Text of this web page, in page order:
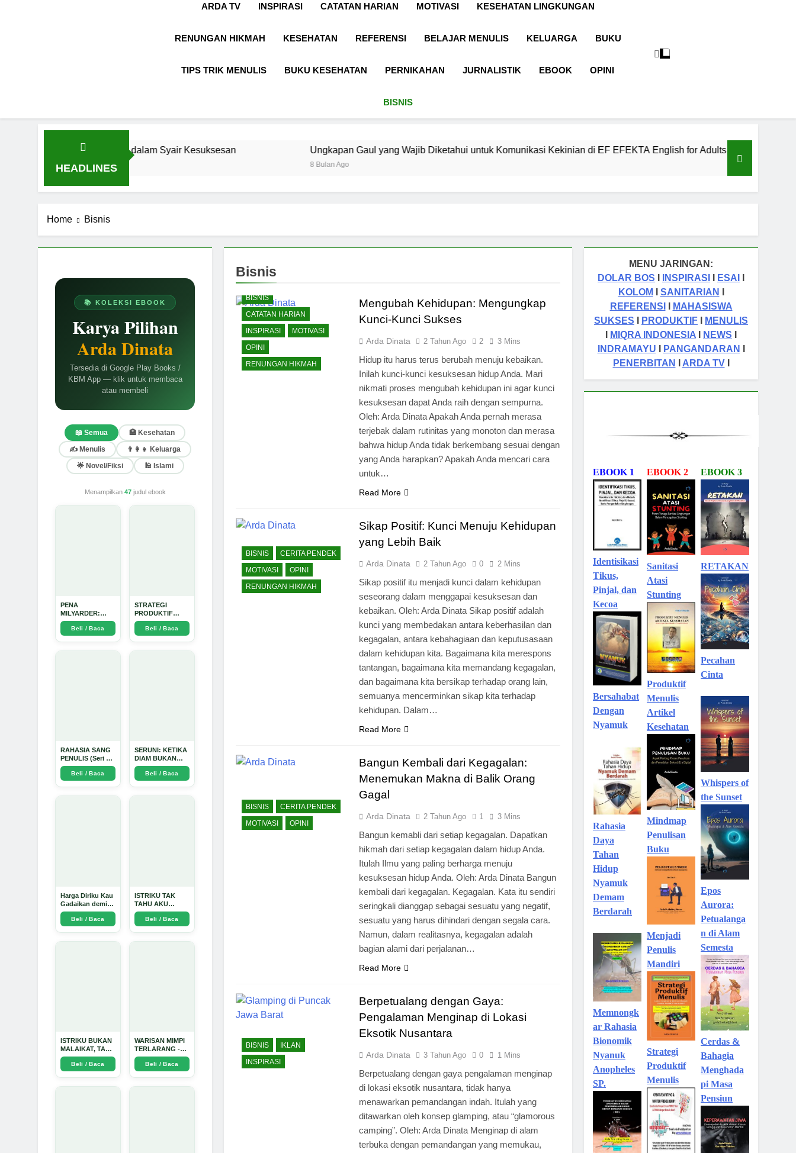
ARDA TV INSPIRASI CATATAN HARIAN MOTIVASI KESEHATAN LINGKUNGAN
RENUNGAN HIKMAH KESEHATAN REFERENSI BELAJAR MENULIS KELUARGA BUKU
TIPS TRIK MENULIS BUKU KESEHATAN PERNIKAHAN JURNALISTIK EBOOK OPINI
BISNIS
HEADLINES
Hidup dalam Syair Kesuksesan Ungkapan Gaul yang Wajib Diketahui untuk Komunikasi Kekinian di EF EFEKTA English for Adults
1 Tahun Ago
Home Bisnis
📚 KOLEKSI EBOOK
Karya Pilihan
Arda Dinata
Tersedia di Google Play Books /
KBM App — klik untuk membaca
atau membeli
📖 Semua
🏥 Kesehatan
✍️ Menulis
👨‍👩‍👧 Keluarga
🌟 Novel/Fiksi
🕌 Islami
Menampilkan 47judul ebook
PENA
MILYARDER:
Kisah, Rahasia
Sukses, dan
Panduan Menjadi
Beli / Baca
STRATEGI
PRODUKTIF
MENULIS
UPDATE - Arda
Dinata
Beli / Baca
RAHASIA SANG
PENULIS (Seri 1)
- Arda Dinata
Beli / Baca
SERUNI: KETIKA
DIAM BUKAN
LAGI PILIHAN -
Arda Dinata
Beli / Baca
Harga Diriku Kau
Gadaikan demi
Perempuan Itu -
Arda Dinata
Beli / Baca
ISTRIKU TAK
TAHU AKU
PENGUSAHA
EMAS - Arda
Dinata
Beli / Baca
ISTRIKU BUKAN
MALAIKAT, TAPI
AKU JUGA
TIDAK SUCI -
Beli / Baca
WARISAN MIMPI
TERLARANG -
Arda Dinata
Beli / Baca
Bisnis
BISNIS
CATATAN HARIAN
INSPIRASI
MOTIVASI
OPINI
RENUNGAN HIKMAH
Mengubah Kehidupan: Mengungkap
Kunci-Kunci Sukses
Arda Dinata 2 Tahun Ago 2 3 Mins
Hidup itu harus terus berubah menuju kebaikan.
Inilah kunci-kunci kesuksesan hidup Anda. Mari
nikmati proses mengubah kehidupan ini agar kunci
kesuksesan dapat Anda raih dengan sempurna.
Oleh: Arda Dinata Apakah Anda pernah merasa
terjebak dalam rutinitas yang monoton dan merasa
bahwa hidup Anda tidak berkembang sesuai dengan
yang Anda harapkan? Apakah Anda mencari cara
untuk…
Read More
BISNIS
CERITA PENDEK
MOTIVASI
OPINI
RENUNGAN HIKMAH
Sikap Positif: Kunci Menuju Kehidupan
yang Lebih Baik
Arda Dinata 2 Tahun Ago 0 2 Mins
Sikap positif itu menjadi kunci dalam kehidupan
seseorang dalam menggapai kesuksesan dan
kebaikan. Oleh: Arda Dinata Sikap positif adalah
kunci yang membedakan antara keberhasilan dan
kegagalan, antara kebahagiaan dan keputusasaan
dalam kehidupan kita. Bagaimana kita merespons
tantangan, bagaimana kita memandang kegagalan,
dan bagaimana kita bersikap terhadap orang lain,
semuanya mencerminkan sikap kita terhadap
kehidupan. Dalam…
Read More
BISNIS
CERITA PENDEK
MOTIVASI
OPINI
Bangun Kembali dari Kegagalan:
Menemukan Makna di Balik Orang
Gagal
Arda Dinata 2 Tahun Ago 1 3 Mins
Bangun kemabli dari setiap kegagalan. Dapatkan
hikmah dari setiap kegagalan dalam hidup Anda.
Itulah Ilmu yang paling berharga menuju
kesuksesan hidup Anda. Oleh: Arda Dinata Bangun
kembali dari kegagalan. Kegagalan. Kata itu sendiri
seringkali dianggap sebagai sesuatu yang negatif,
sesuatu yang harus dihindari dengan segala cara.
Namun, dalam realitasnya, kegagalan adalah
bagian alami dari perjalanan…
Read More
BISNIS
IKLAN
INSPIRASI
Berpetualang dengan Gaya:
Pengalaman Menginap di Lokasi
Eksotik Nusantara
Arda Dinata 3 Tahun Ago 0 1 Mins
Berpetualang dengan gaya pengalaman menginap
di lokasi eksotik nusantara, tidak hanya
menawarkan pemandangan indah. Itulah yang
ditawarkan oleh konsep glamping, atau “glamorous
camping”. Oleh: Arda Dinata Menginap di alam
terbuka dengan pemandangan yang memukau,
MENU JARINGAN:
DOLAR BOS
INSPIRASI ESAI
KOLOM
SANITARIAN
REFERENSI
MAHASISWA
SUKSES
PRODUKTIF
MENULIS
MIQRA INDONESIA NEWS
INDRAMAYU
PANGANDARAN
PENERBITAN
ARDA TVI
EBOOK 1
Identisikasi
Tikus,
Pinjal, dan
Kecoa
Bersahabat
Dengan
Nyamuk
Rahasia
Daya
Tahan
Hidup
Nyamuk
Demam
Berdarah
Memnongk
ar Rahasia
Bionomik
Nyanuk
Anopheles
SP.
EBOOK 2
Sanitasi
Atasi
Stunting
Produktif
Menulis
Artikel
Kesehatan
Mindmap
Penulisan
Buku
Menjadi
Penulis
Mandiri
Strategi
Produktif
Menulis
EBOOK 3
RETAKAN
Pecahan
Cinta
Whispers of
the Sunset
Epos
Aurora:
Petualanga
n di Alam
Semesta
Cerdas &
Bahagia
Menghada
pi Masa
Pensiun